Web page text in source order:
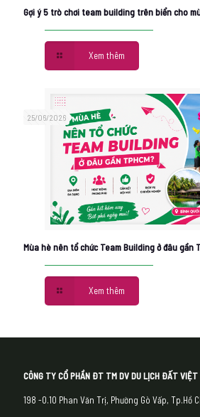
Gợi ý 5 trò chơi team building trên biển cho
Xem thêm
25/06/2026
Mùa hè nên tổ chức Team Building ở đâu gần
Xem thêm
CÔNG TY CỔ PHẦN ĐT TM DV DU LỊCH ĐẤT VIỆT
198 -0.10 Phan Văn Trị, Phường Gò Vấp, Tp.Hồ